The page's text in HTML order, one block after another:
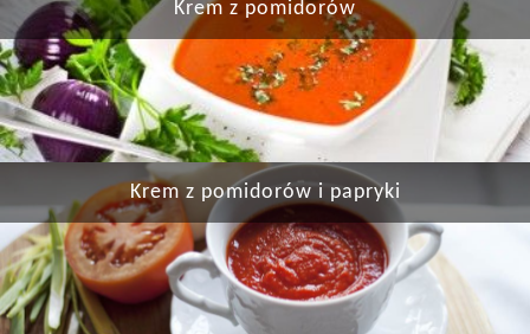
Krem z pomidorów
Krem z pomidorów i papryki